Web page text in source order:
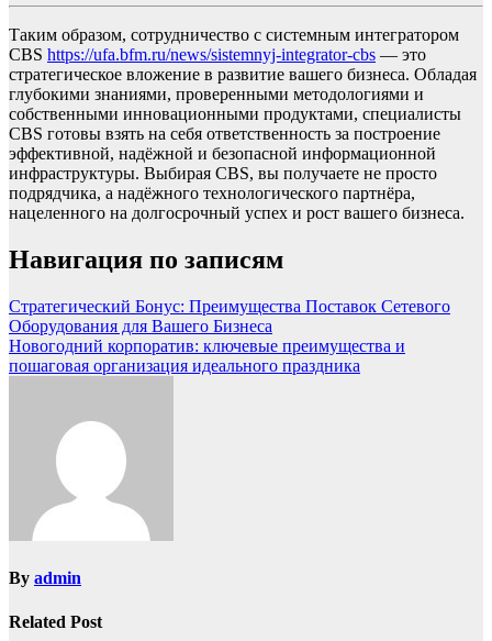
Таким образом, сотрудничество с системным интегратором
CBS https://ufa.bfm.ru/news/sistemnyj-integrator-cbs — это
стратегическое вложение в развитие вашего бизнеса. Обладая
глубокими знаниями, проверенными методологиями и
собственными инновационными продуктами, специалисты
CBS готовы взять на себя ответственность за построение
эффективной, надёжной и безопасной информационной
инфраструктуры. Выбирая CBS, вы получаете не просто
подрядчика, а надёжного технологического партнёра,
нацеленного на долгосрочный успех и рост вашего бизнеса.
Навигация по записям
Стратегический Бонус: Преимущества Поставок Сетевого
Оборудования для Вашего Бизнеса
Новогодний корпоратив: ключевые преимущества и
пошаговая организация идеального праздника
By admin
Related Post